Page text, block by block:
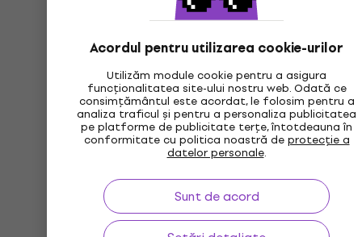
Acordul pentru utilizarea cookie-urilor
Utilizăm module cookie pentru a asigura
funcționalitatea site-ului nostru web. Odată ce
consimțământul este acordat, le folosim pentru a
analiza traficul și pentru a personaliza publicitatea
pe platforme de publicitate terțe, întotdeauna în
conformitate cu politica noastră deprotecție a
datelor personale.
Sunt de acord